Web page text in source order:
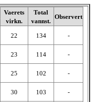
Vaerets
virkn.
Total
vannst.
Observert
22 134
-
23 114
-
25 102
-
30 103
-